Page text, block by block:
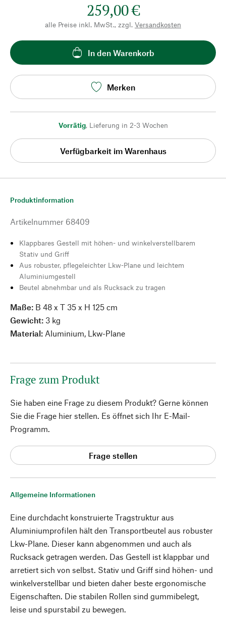
259,00 €
alle Preise inkl. MwSt., zzgl. Versandkosten
In den Warenkorb
Merken
Vorrätig, Lieferung in 2-3 Wochen
Verfügbarkeit im Warenhaus
Allgemeine Informationen
Eine durchdacht konstruierte Tragstruktur aus
Aluminiumprofilen hält den Transportbeutel aus robuster
Lkw-Plane. Dieser kann abgenommen und auch als
Rucksack getragen werden. Das Gestell ist klappbar und
arretiert sich von selbst. Stativ und Griff sind höhen- und
winkelverstellbar und bieten daher beste ergonomische
Eigenschaften. Die stabilen Rollen sind gummibelegt,
leise und spurstabil zu bewegen.
Produktinformation
Artikelnummer 68409
Klappbares Gestell mit höhen- und winkelverstellbarem
Stativ und Griff
Aus robuster, pflegeleichter Lkw-Plane und leichtem
Aluminiumgestell
Beutel abnehmbar und als Rucksack zu tragen
Maße: B 48 x T 35 x H 125 cm
Gewicht: 3 kg
Material: Aluminium, Lkw-Plane
Frage zum Produkt
Sie haben eine Frage zu diesem Produkt? Gerne können
Sie die Frage hier stellen. Es öffnet sich Ihr E-Mail-
Programm.
Frage stellen